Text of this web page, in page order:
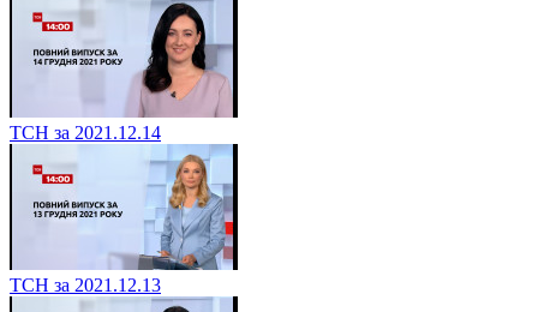
ТСН за 2021.12.14
ТСН за 2021.12.13